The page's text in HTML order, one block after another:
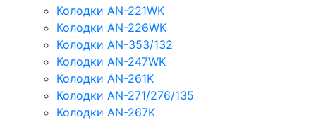
Колодки AN-221WK
Колодки AN-226WK
Колодки AN-353/132
Колодки AN-247WK
Колодки AN-261K
Колодки AN-271/276/135
Колодки AN-267K